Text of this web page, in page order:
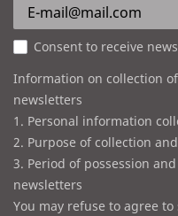
e
s
sConsent to receive
Information on collection
newsletters
1. Personal information
2. Purpose of collection
3. Period of possession
newsletters
You may refuse to agree